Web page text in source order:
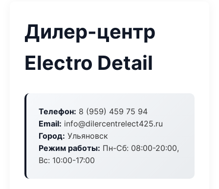
Дилер-центр
Electro Detail
Телефон: 8 (959) 459 75 94
Email: info@dilercentrelect425.ru
Город: Ульяновск
Режим работы: Пн-Сб: 08:00-20:00,
Вс: 10:00-17:00